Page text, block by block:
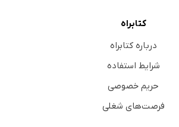
کتابراه
درباره کتابراه
شرایط استفاده
حریم خصوصی
فرصت‌های شغلی